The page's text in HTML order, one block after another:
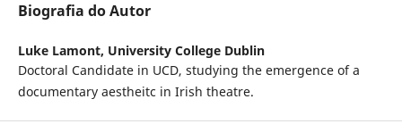
Biografia do Autor
Luke Lamont, University College Dublin
Doctoral Candidate in UCD, studying the emergence of a
documentary aestheitc in Irish theatre.